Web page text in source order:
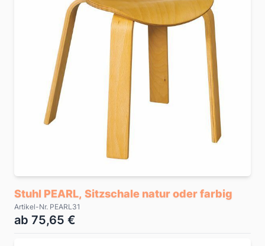
Stuhl PEARL, Sitzschale natur oder farbig
Artikel-Nr. PEARL31
ab 75,65 €